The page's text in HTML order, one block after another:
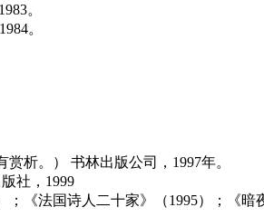
。
。
析。） 书林出版公司，1997年。
社，1999
《法国诗人二十家》（1995）；《